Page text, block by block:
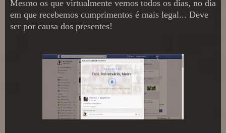
Mesmo os que virtualmente vemos todos os dias, no dia
em que recebemos cumprimentos é mais legal... Deve
ser por causa dos presentes!